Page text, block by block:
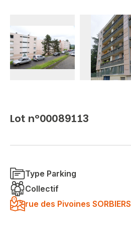
Lot n°00089113
Type Parking
Collectif
rue des Pivoines SORBIERS